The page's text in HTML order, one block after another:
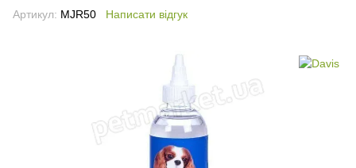
Артикул: MJR50 Написати відгук